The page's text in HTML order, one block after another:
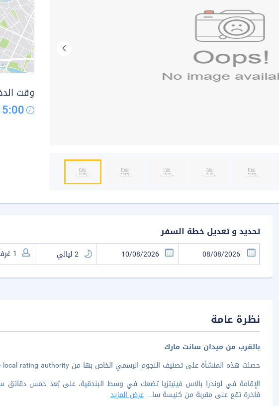
وقت
تحديد و تعديل خطة السفر
نظرة عامة
بالقرب من ميدان سانت مارك
حصلت هذه المنشأة على تصنيف النجوم الرسمي الخاص بها من the local rating authority.
الإقامة في لوندرا بالاس فينيتزيا تضعك في وسط البندقية، على بُعد خمس
فاخرة تقع على مقربة من كنيسة سا...عرض المزيد